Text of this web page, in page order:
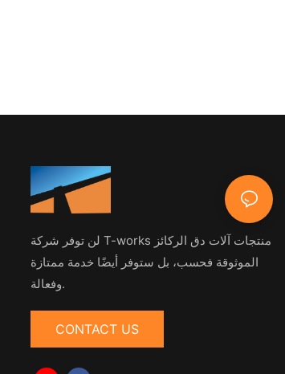
لن توفر شركة T-works منتجات آلات دق الركائز
الموثوقة فحسب، بل ستوفر أيضًا خدمة ممتازة
وفعالة.
CONTACT US